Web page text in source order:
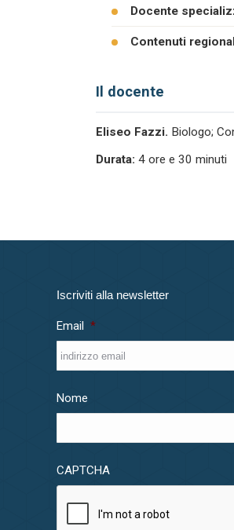
Docente
Contenuti
Il docente
Eliseo Fazzi. Biologo;
Durata: 4 ore e 30 minuti
Iscriviti alla newsletter
Email *
Nome
CAPTCHA